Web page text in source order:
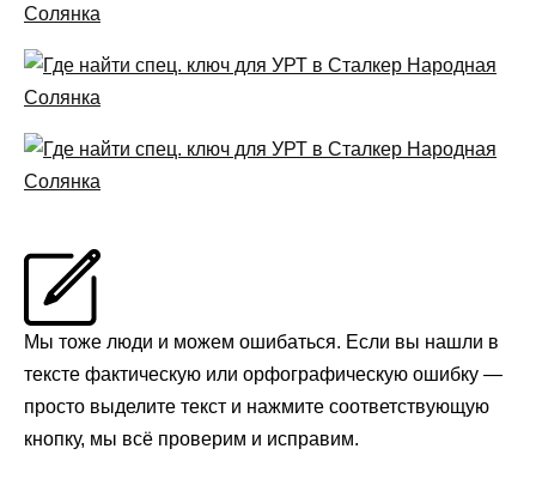
Мы тоже люди и можем ошибаться. Если вы нашли в
тексте фактическую или орфографическую ошибку —
просто выделите текст и нажмите соответствующую
кнопку, мы всё проверим и исправим.